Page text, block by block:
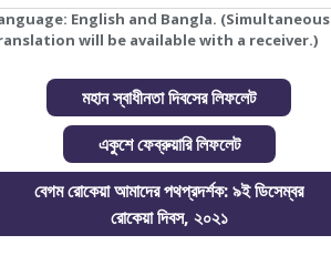
English and Bangla. (Simultaneous
will be available with a receiver.)
মহান স্বাধীনতা দিবসের লিফলেট
একুশে ফেব্রুয়ারি লিফলেট
বেগম রোকেয়া আমাদের পথপ্রদর্শক: ৯ই ডিসেম্বর
রোকেয়া দিবস, ২০২১